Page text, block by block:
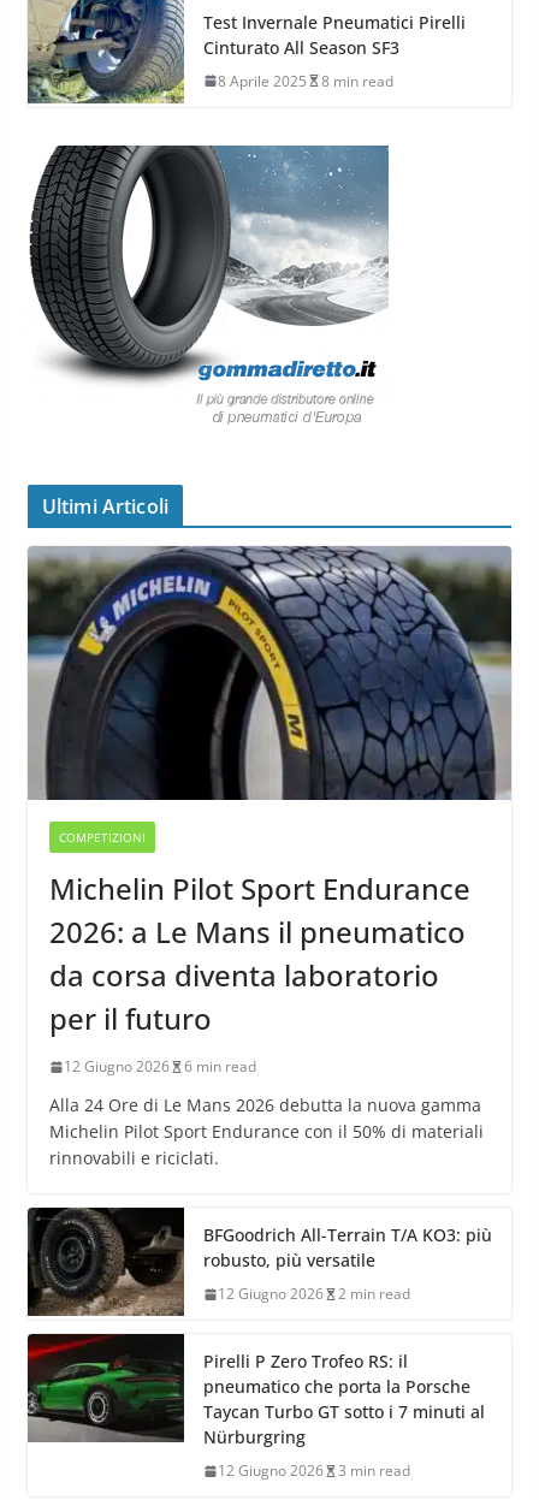
Test Invernale Pneumatici Pirelli
Cinturato All Season SF3
8 Aprile 2025 8 min read
Ultimi Articoli
COMPETIZIONI
Michelin Pilot Sport Endurance
2026: a Le Mans il pneumatico
da corsa diventa laboratorio
per il futuro
12 Giugno 2026 6 min read
Alla 24 Ore di Le Mans 2026 debutta la nuova gamma
Michelin Pilot Sport Endurance con il 50% di materiali
rinnovabili e riciclati.
BFGoodrich All-Terrain T/A KO3: più
robusto, più versatile
12 Giugno 2026 2 min read
Pirelli P Zero Trofeo RS: il
pneumatico che porta la Porsche
Taycan Turbo GT sotto i 7 minuti al
Nürburgring
12 Giugno 2026 3 min read